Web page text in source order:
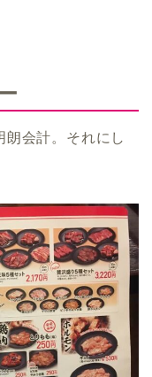
朗会計。それにし